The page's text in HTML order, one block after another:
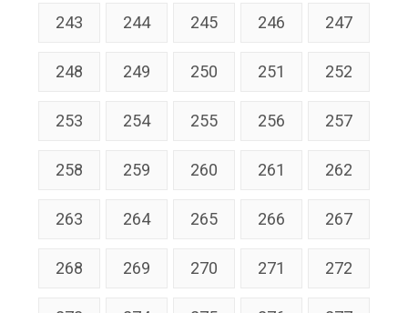
243 244 245 246 247
248 249 250 251 252
253 254 255 256 257
258 259 260 261 262
263 264 265 266 267
268 269 270 271 272